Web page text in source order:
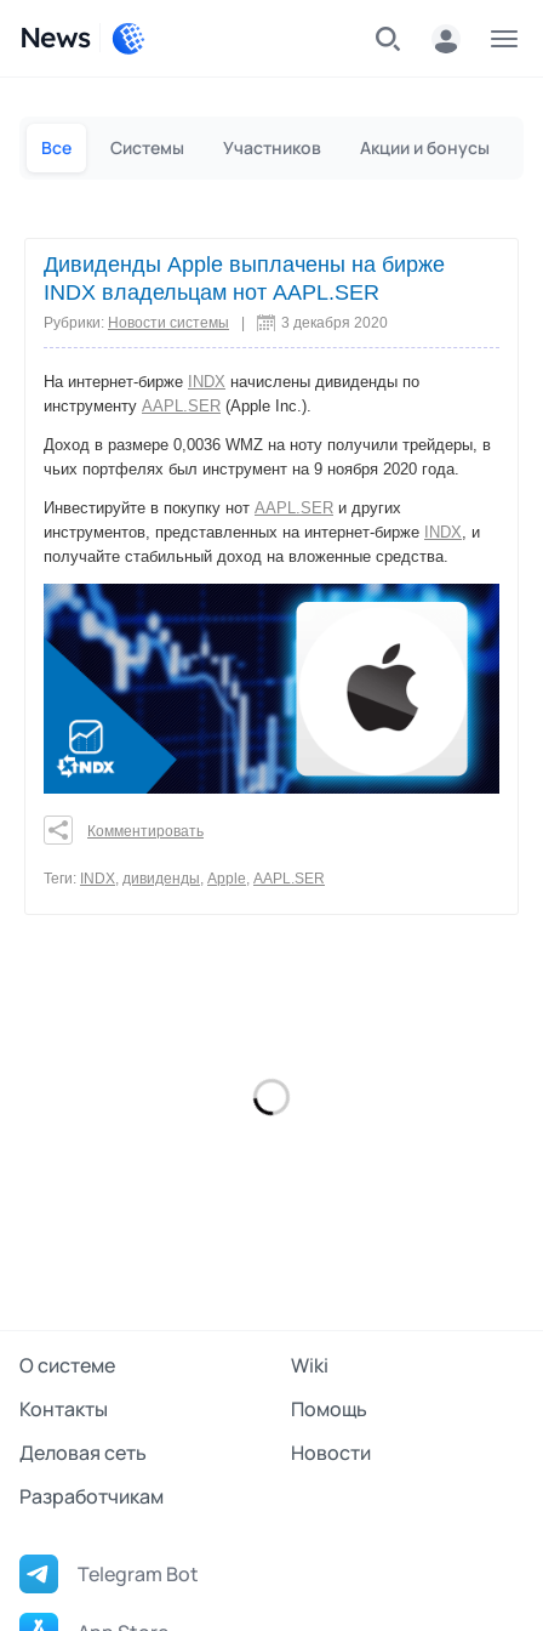
News
Все Системы Участников Акции и бонусы
Дивиденды Apple выплачены на бирже
INDX владельцам нот AAPL.SER
Рубрики: Новости системы 3 декабря 2020
На интернет-бирже INDX начислены дивиденды по
инструменту AAPL.SER (Apple Inc.).
Доход в размере 0,0036 WMZ на ноту получили трейдеры, в
чьих портфелях был инструмент на 9 ноября 2020 года.
Инвестируйте в покупку нот AAPL.SER и других
инструментов, представленных на интернет-бирже
INDX, и
получайте стабильный доход на вложенные средства.
0
Комментировать
Теги: INDX, дивиденды, Apple, AAPL.SER
О системе
Wiki
Контакты
Помощь
Деловая сеть
Новости
Разработчикам
Telegram Bot